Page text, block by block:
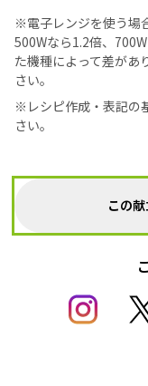
※電子レンジを使う場
500Wなら1.2倍、
た機種によって差があ
さい。
※レシピ作成・表記の
さい。
この